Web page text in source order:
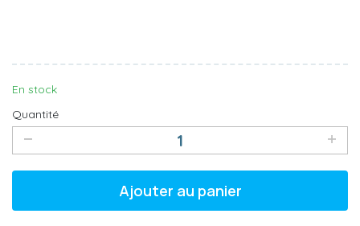
En stock
Quantité
Ajouter au panier